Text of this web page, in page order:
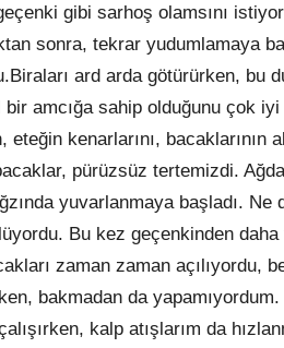
gibi sarhoş olamsını
sonra, tekrar yudumlamaya
ard arda götürürken, bu
bir amcığa sahip olduğunu çok
eteğin kenarlarını, bacaklarının
pürüzsüz tertemizdi.
yuvarlanmaya başladı.
Bu kez geçenkinden
zaman zaman açılıyordu,
bakmadan da
kalp atışlarım da